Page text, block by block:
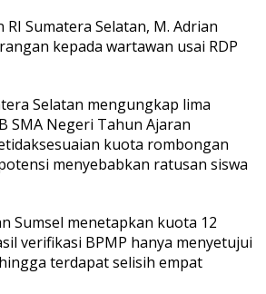
Sumatera Selatan, M. Adrian
kepada wartawan usai RDP
Selatan mengungkap lima
SMA Negeri Tahun Ajaran
kuota rombongan
menyebabkan ratusan siswa
Sumsel menetapkan kuota 12
verifikasi BPMP hanya menyetujui
terdapat selisih empat